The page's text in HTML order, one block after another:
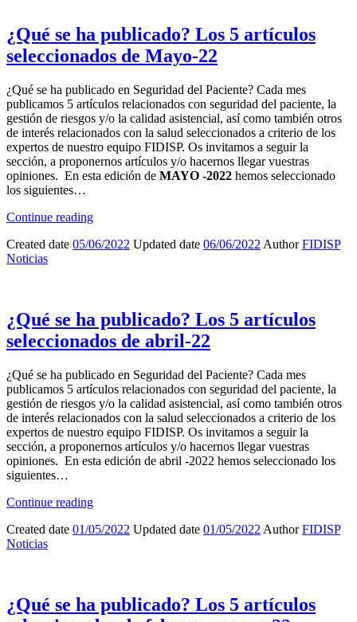
¿Qué se ha publicado? Los 5 artículos
seleccionados de Mayo-22
¿Qué se ha publicado en Seguridad del Paciente? Cada mes
publicamos 5 artículos relacionados con seguridad del paciente, la
gestión de riesgos y/o la calidad asistencial, así como también otros
de interés relacionados con la salud seleccionados a criterio de los
expertos de nuestro equipo FIDISP. Os invitamos a seguir la
sección, a proponernos artículos y/o hacernos llegar vuestras
opiniones. En esta edición de MAYO -2022 hemos seleccionado
los siguientes…
Continue reading
Created date 05/06/2022 Updated date 06/06/2022 AuthorFIDISP
Noticias
¿Qué se ha publicado? Los 5 artículos
seleccionados de abril-22
¿Qué se ha publicado en Seguridad del Paciente? Cada mes
publicamos 5 artículos relacionados con seguridad del paciente, la
gestión de riesgos y/o la calidad asistencial, así como también otros
de interés relacionados con la salud seleccionados a criterio de los
expertos de nuestro equipo FIDISP. Os invitamos a seguir la
sección, a proponernos artículos y/o hacernos llegar vuestras
opiniones. En esta edición de abril -2022 hemos seleccionado los
siguientes…
Continue reading
Created date 01/05/2022 Updated date 01/05/2022 AuthorFIDISP
Noticias
¿Qué se ha publicado? Los 5 artículos